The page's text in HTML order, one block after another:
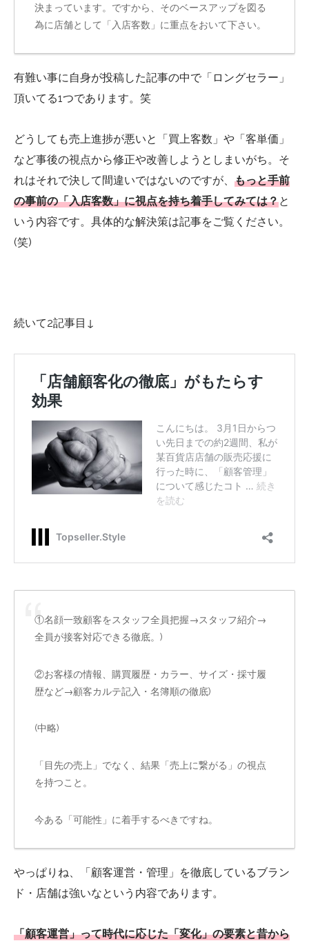
決まっています。ですから、そのベースアップを図る
為に店舗として「入店客数」に重点をおいて下さい。
有難い事に自身が投稿した記事の中で「ロングセラー」
頂いてる1つであります。笑
どうしても売上進捗が悪いと「買上客数」や「客単価」
など事後の視点から修正や改善しようとしまいがち。そ
れはそれで決して間違いではないのですが、 もっと手前
の事前の「入店客数」に視点を持ち着手してみては？と
いう内容です。具体的な解決策は記事をご覧ください。
(笑)
続いて2記事目↓
①名顔一致顧客をスタッフ全員把握→スタッフ紹介→
全員が接客対応できる徹底。)
②お客様の情報、購買履歴・カラー、サイズ・採寸履
歴など→顧客カルテ記入・名簿順の徹底)
(中略)
「目先の売上」でなく、結果「売上に繋がる」の視点
を持つこと。
今ある「可能性」に着手するべきですね。
やっぱりね、「顧客運営・管理」を徹底しているブラン
ド・店舗は強いなという内容であります。
「顧客運営」って時代に応じた「変化」の要素と昔から